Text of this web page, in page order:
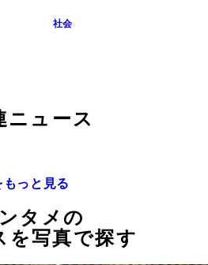
社会
ニュース
っと見る
タメの
を写真で探す